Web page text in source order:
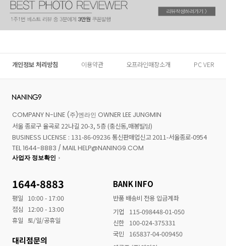
개인정보 처리방침 이용약관 오프라인매장소개 PC VER
COMPANY N-LINE (주)엔라인 OWNER LEE JUNGMIN
서울 종로구 율곡로 22나길 20-3, 5층 (충신동,매봉빌딩)
BUSINESS LICENSE : 131-86-09236 통신판매업신고 2011-서울종로-0954
TEL 1644-8883 / MAIL HELP@NANING9.COM
사업자 정보확인
1644-8883
평일
10:00 - 17:00
점심
12:00 - 13:00
휴일 토/일/공휴일
대리점문의
BANK INFO
반품 배송비 전용 입금계좌
기업
115-098448-01-050
신한
100-024-375331
국민
165837-04-009450